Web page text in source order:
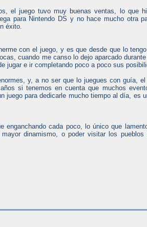
el juego tuvo muy buenas ventas, lo que
para Nintendo DS y no hace mucho otra
éxito.
con el juego, y es que desde que lo
cuando me canso lo dejo aparcado
jugar e ir completando poco a poco sus
y, a no ser que lo juegues con guía, el
si tenemos en cuenta que muchos
juego para dedicarle mucho tiempo al día, es
enganchando cada poco, lo único que
dinamismo, o poder visitar los pueblos